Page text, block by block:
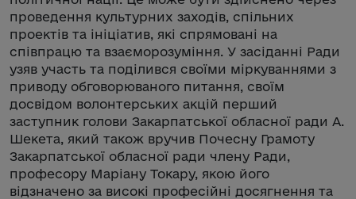
проведення культурних заходів, спільних
проектів та ініціатив, які спрямовані на
співпрацю та взаєморозуміння. У засіданні Ради
узяв участь та поділився своїми міркуваннями з
приводу обговорюваного питання, своїм
досвідом волонтерських акцій перший
заступник голови Закарпатської обласної ради А.
Шекета, який також вручив Почесну Грамоту
Закарпатської обласної ради члену Ради,
професору Маріану Токару, якою його
відзначено за високі професійні досягнення та